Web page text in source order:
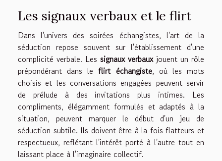
Les signaux verbaux et le flirt
Dans l'univers des soirées échangistes, l'art de la
séduction repose souvent sur l'établissement d'une
complicité verbale. Les signaux verbauxjouent un rôle
prépondérant dans leflirt échangiste, où les mots
choisis et les conversations engagées peuvent servir
de prélude à des invitations plus intimes. Les
compliments, élégamment formulés et adaptés à la
situation, peuvent marquer le début d'un jeu de
séduction subtile. Ils doivent être à la fois flatteurs et
respectueux, reflétant l'intérêt porté à l'autre tout en
laissant place à l'imaginaire collectif.